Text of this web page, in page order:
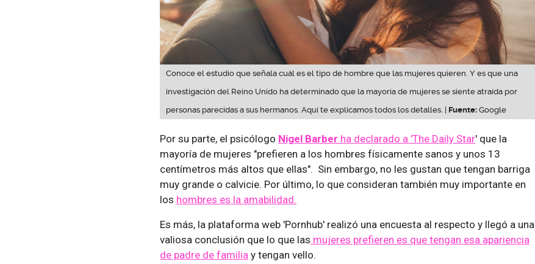
Conoce el estudio que señala cuál es el tipo de hombre que las mujeres quieren. Y es que una
investigación del Reino Unido ha determinado que la mayoría de mujeres se siente atraída por
personas parecidas a sus hermanos. Aquí te explicamos todos los detalles. | Fuente: Google
Por su parte, el psicólogo Nigel Barber ha declarado a 'The Daily Star' que la
mayoría de mujeres "prefieren a los hombres físicamente sanos y unos 13
centímetros más altos que ellas". Sin embargo, no les gustan que tengan barriga
muy grande o calvicie. Por último, lo que consideran también muy importante en
los hombres es la amabilidad.
Es más, la plataforma web 'Pornhub' realizó una encuesta al respecto y llegó a una
valiosa conclusión que lo que las mujeres prefieren es que tengan esa apariencia
de padre de familia y tengan vello.